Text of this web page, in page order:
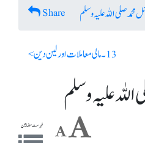
محمد صلی اللہ علیہ وسلم Share
13 ۔ مالی معاملات اور لین دین >
اللہ علیہ وسلم
فہرست مضامین